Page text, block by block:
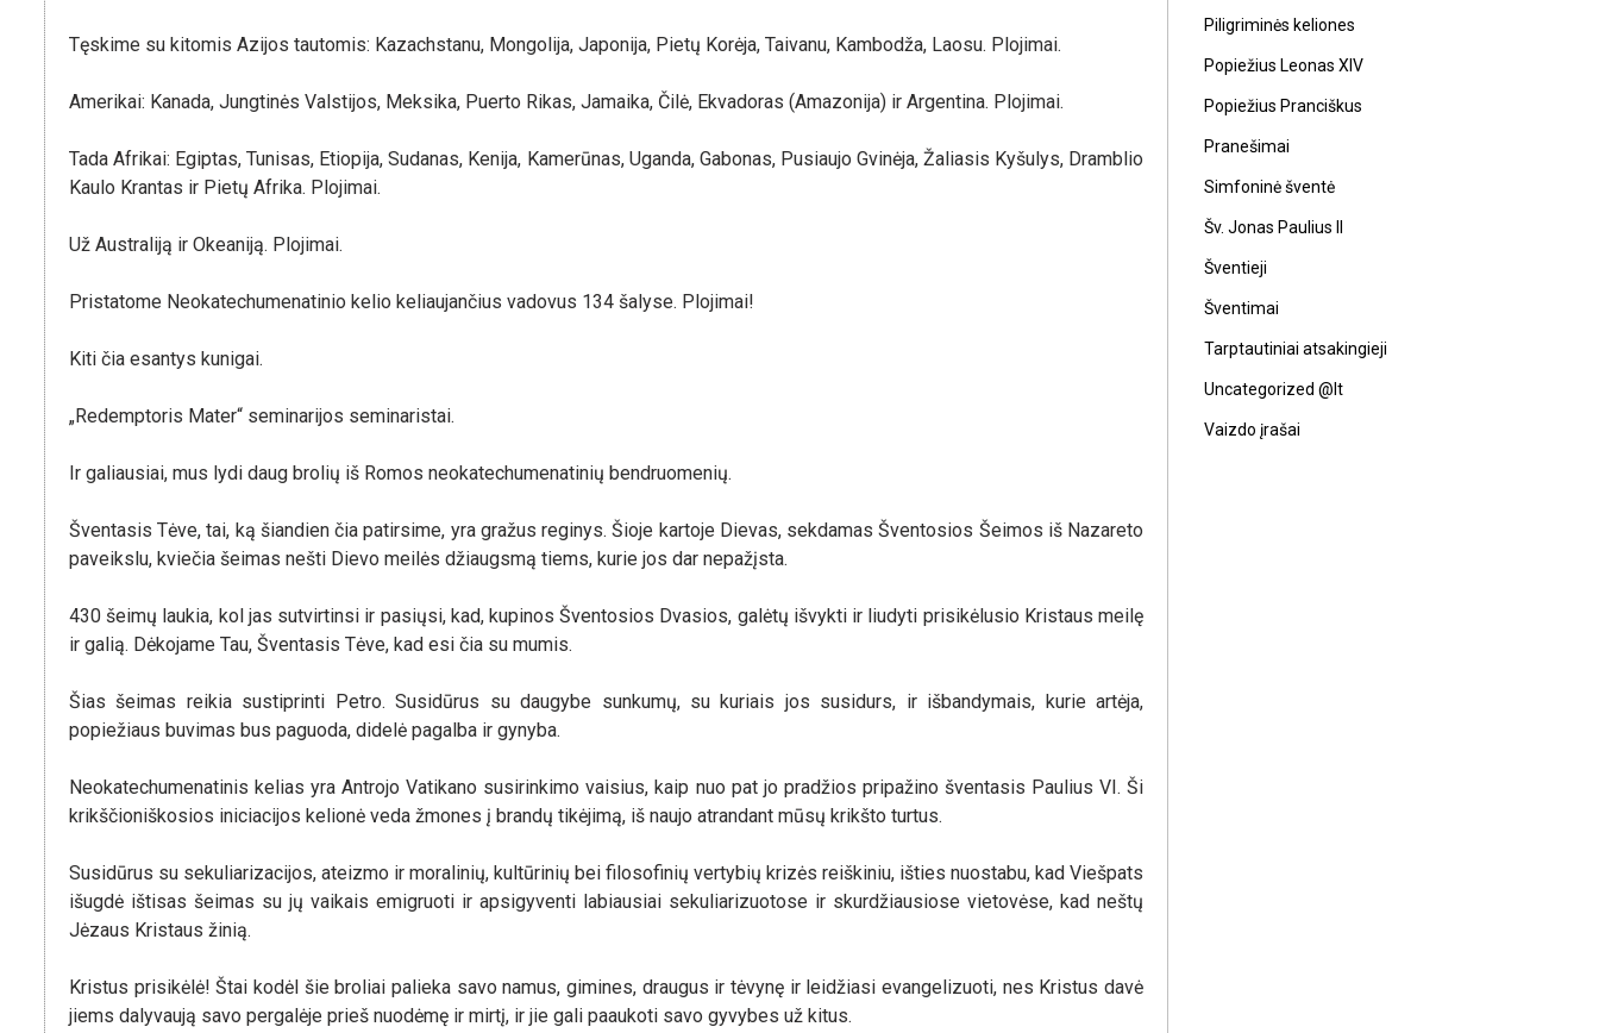
Tęskime su kitomis Azijos tautomis: Kazachstanu, Mongolija, Japonija, Pietų Korėja, Taivanu, Kambodža, Laosu. Plojimai.
Amerikai: Kanada, Jungtinės Valstijos, Meksika, Puerto Rikas, Jamaika, Čilė, Ekvadoras (Amazonija) ir Argentina. Plojimai.
Tada Afrikai: Egiptas, Tunisas, Etiopija, Sudanas, Kenija, Kamerūnas, Uganda, Gabonas, Pusiaujo Gvinėja, Žaliasis Kyšulys, Dramblio
Kaulo Krantas ir Pietų Afrika. Plojimai.
Už Australiją ir Okeaniją. Plojimai.
Pristatome Neokatechumenatinio kelio keliaujančius vadovus 134 šalyse. Plojimai!
Kiti čia esantys kunigai.
„Redemptoris Mater“ seminarijos seminaristai.
Ir galiausiai, mus lydi daug brolių iš Romos neokatechumenatinių bendruomenių.
Šventasis Tėve, tai, ką šiandien čia patirsime, yra gražus reginys. Šioje kartoje Dievas, sekdamas Šventosios Šeimos iš Nazareto
paveikslu, kviečia šeimas nešti Dievo meilės džiaugsmą tiems, kurie jos dar nepažįsta.
430 šeimų laukia, kol jas sutvirtinsi ir pasiųsi, kad, kupinos Šventosios Dvasios, galėtų išvykti ir liudyti prisikėlusio Kristaus meilę
ir galią. Dėkojame Tau, Šventasis Tėve, kad esi čia su mumis.
Šias šeimas reikia sustiprinti Petro. Susidūrus su daugybe sunkumų, su kuriais jos susidurs, ir išbandymais, kurie artėja,
popiežiaus buvimas bus paguoda, didelė pagalba ir gynyba.
Neokatechumenatinis kelias yra Antrojo Vatikano susirinkimo vaisius, kaip nuo pat jo pradžios pripažino šventasis Paulius VI. Ši
krikščioniškosios iniciacijos kelionė veda žmones į brandų tikėjimą, iš naujo atrandant mūsų krikšto turtus.
Susidūrus su sekuliarizacijos, ateizmo ir moralinių, kultūrinių bei filosofinių vertybių krizės reiškiniu, išties nuostabu, kad Viešpats
išugdė ištisas šeimas su jų vaikais emigruoti ir apsigyventi labiausiai sekuliarizuotose ir skurdžiausiose vietovėse, kad neštų
Jėzaus Kristaus žinią.
Kristus prisikėlė! Štai kodėl šie broliai palieka savo namus, gimines, draugus ir tėvynę ir leidžiasi evangelizuoti, nes Kristus davė
jiems dalyvaują savo pergalėje prieš nuodėmę ir mirtį, ir jie gali paaukoti savo gyvybes už kitus.
Piligriminės keliones
Popiežius Leonas XIV
Popiežius Pranciškus
Pranešimai
Simfoninė šventė
Šv. Jonas Paulius II
Šventieji
Šventimai
Tarptautiniai atsakingieji
Uncategorized @lt
Vaizdo įrašai